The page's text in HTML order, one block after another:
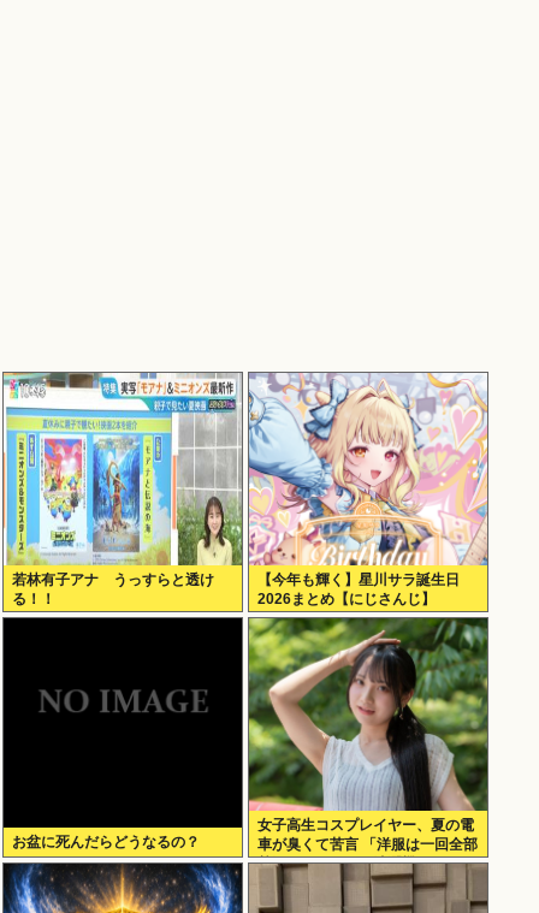
若林有子アナ うっすらと透け
る！！
【今年も輝く】星川サラ誕生日
2026まとめ【にじさんじ】
お盆に死んだらどうなるの？
女子高生コスプレイヤー、夏の電
車が臭くて苦言 「洋服は一回全部
熱湯につけよう！洗濯機はキッチ
ンハイター薄めた水で一回まわそ
う！」